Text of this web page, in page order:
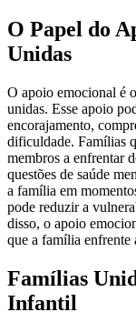
O Papel do
Unidas
O apoio emocional é
unidas. Esse apoio
encorajamento,
dificuldade. Famílias
membros a enfrentar
questões de saúde
a família em
pode reduzir a
disso, o apoio
que a família enfrente
Famílias
Infantil